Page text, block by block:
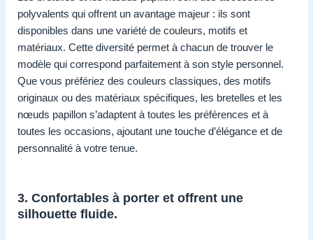
polyvalents qui offrent un avantage majeur : ils sont
disponibles dans une variété de couleurs, motifs et
matériaux. Cette diversité permet à chacun de trouver le
modèle qui correspond parfaitement à son style personnel.
Que vous préfériez des couleurs classiques, des motifs
originaux ou des matériaux spécifiques, les bretelles et les
nœuds papillon s’adaptent à toutes les préférences et à
toutes les occasions, ajoutant une touche d’élégance et de
personnalité à votre tenue.
3. Confortables à porter et offrent une
silhouette fluide.